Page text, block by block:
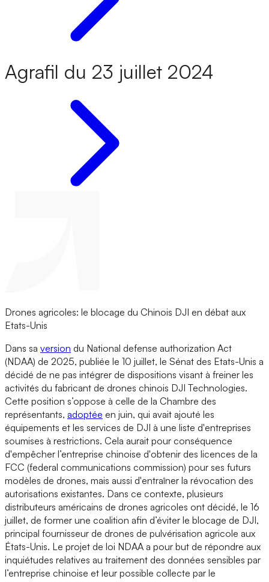
Agrafil du 23 juillet 2024
Drones agricoles: le blocage du Chinois DJI en débat aux
Etats-Unis
Dans sa version du National defense authorization Act
(NDAA) de 2025, publiée le 10 juillet, le Sénat des Etats-Unis a
décidé de ne pas intégrer de dispositions visant à freiner les
activités du fabricant de drones chinois DJI Technologies.
Cette position s’oppose à celle de la Chambre des
représentants, adoptée en juin, qui avait ajouté les
équipements et les services de DJI à une liste d'entreprises
soumises à restrictions. Cela aurait pour conséquence
d'empêcher l’entreprise chinoise d'obtenir des licences de la
FCC (federal communications commission) pour ses futurs
modèles de drones, mais aussi d'entraîner la révocation des
autorisations existantes. Dans ce contexte, plusieurs
distributeurs américains de drones agricoles ont décidé, le 16
juillet, de former une coalition afin d’éviter le blocage de DJI,
principal fournisseur de drones de pulvérisation agricole aux
États-Unis. Le projet de loi NDAA a pour but de répondre aux
inquiétudes relatives au traitement des données sensibles par
l’entreprise chinoise et leur possible collecte par le